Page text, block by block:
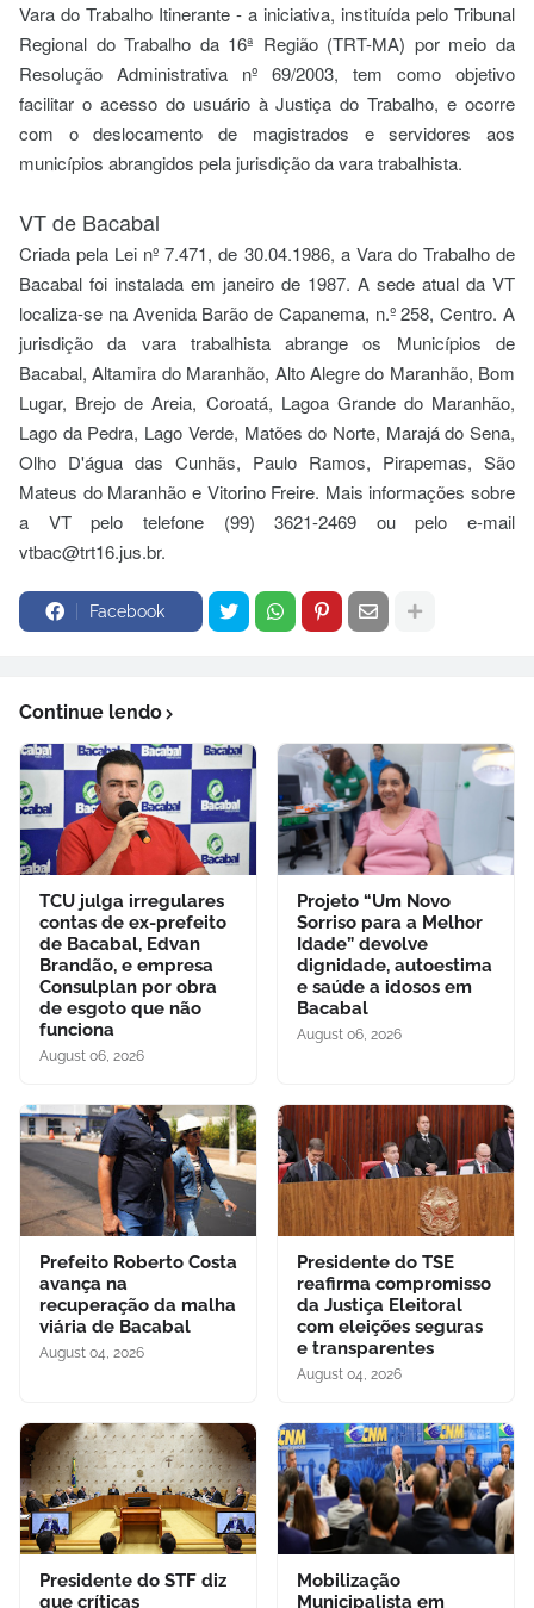
Vara do Trabalho Itinerante - a iniciativa, instituída pelo Tribunal
Regional do Trabalho da 16ª Região (TRT-MA) por meio da
Resolução Administrativa nº 69/2003, tem como objetivo
facilitar o acesso do usuário à Justiça do Trabalho, e ocorre
com o deslocamento de magistrados e servidores aos
municípios abrangidos pela jurisdição da vara trabalhista.
VT de Bacabal
Criada pela Lei nº 7.471, de 30.04.1986, a Vara do Trabalho de
Bacabal foi instalada em janeiro de 1987. A sede atual da VT
localiza-se na Avenida Barão de Capanema, n.º 258, Centro. A
jurisdição da vara trabalhista abrange os Municípios de
Bacabal, Altamira do Maranhão, Alto Alegre do Maranhão, Bom
Lugar, Brejo de Areia, Coroatá, Lagoa Grande do Maranhão,
Lago da Pedra, Lago Verde, Matões do Norte, Marajá do Sena,
Olho D'água das Cunhãs, Paulo Ramos, Pirapemas, São
Mateus do Maranhão e Vitorino Freire. Mais informações sobre
a VT pelo telefone (99) 3621-2469 ou pelo e-mail
vtbac@trt16.jus.br.
Facebook
Continue lendo
TCU julga irregulares
contas de ex-prefeito
de Bacabal, Edvan
Brandão, e empresa
Consulplan por obra
de esgoto que não
funciona
August 06, 2026
Projeto “Um Novo
Sorriso para a Melhor
Idade” devolve
dignidade, autoestima
e saúde a idosos em
Bacabal
August 06, 2026
Prefeito Roberto Costa
avança na
recuperação da malha
viária de Bacabal
August 04, 2026
Presidente do TSE
reafirma compromisso
da Justiça Eleitoral
com eleições seguras
e transparentes
August 04, 2026
Presidente do STF diz
que críticas
Mobilização
Municipalista em